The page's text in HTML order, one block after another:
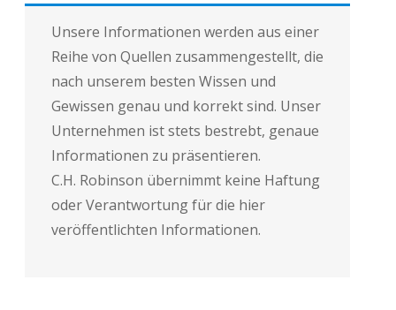
Unsere Informationen werden aus einer
Reihe von Quellen zusammengestellt, die
nach unserem besten Wissen und
Gewissen genau und korrekt sind. Unser
Unternehmen ist stets bestrebt, genaue
Informationen zu präsentieren.
C.H. Robinson übernimmt keine Haftung
oder Verantwortung für die hier
veröffentlichten Informationen.